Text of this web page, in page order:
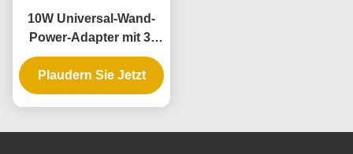
10W Universal-Wand-
Power-Adapter mit 3-
Jahres-Garantie und
mehreren
Ausgangsspannungen
Plaudern Sie Jetzt